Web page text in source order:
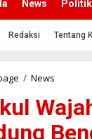
News Politik
Redaksi Tentang
/ News
k
u
l